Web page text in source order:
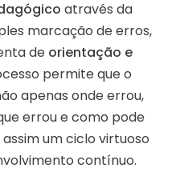
através da
marcação de erros,
de orientação e
permite que o
apenas onde errou,
errou e como pode
um ciclo virtuoso
contínuo.